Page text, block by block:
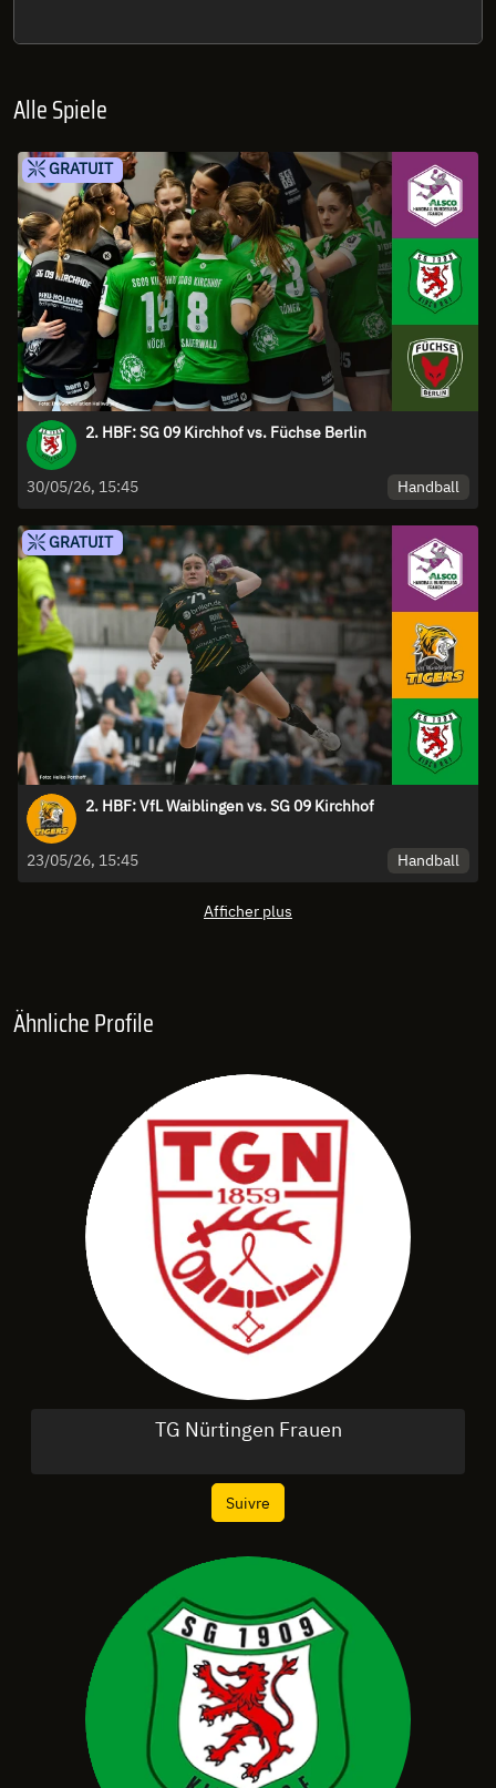
Alle Spiele
GRATUIT
2. HBF: SG 09 Kirchhof vs. Füchse Berlin
30/05/26, 15:45 Handball
GRATUIT
2. HBF: VfL Waiblingen vs. SG 09 Kirchhof
23/05/26, 15:45 Handball
Afficher plus
Ähnliche Profile
TG Nürtingen Frauen
Suivre